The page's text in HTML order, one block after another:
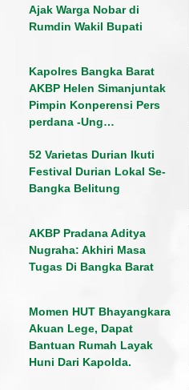
Ajak Warga Nobar di
Rumdin Wakil Bupati
Kapolres Bangka Barat
AKBP Helen Simanjuntak
Pimpin Konperensi Pers
perdana -Ung…
52 Varietas Durian Ikuti
Festival Durian Lokal Se-
Bangka Belitung
AKBP Pradana Aditya
Nugraha: Akhiri Masa
Tugas Di Bangka Barat
Momen HUT Bhayangkara
Akuan Lege, Dapat
Bantuan Rumah Layak
Huni Dari Kapolda.